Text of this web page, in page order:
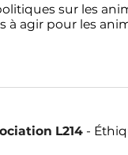
sur les
à agir pour les
L214 -